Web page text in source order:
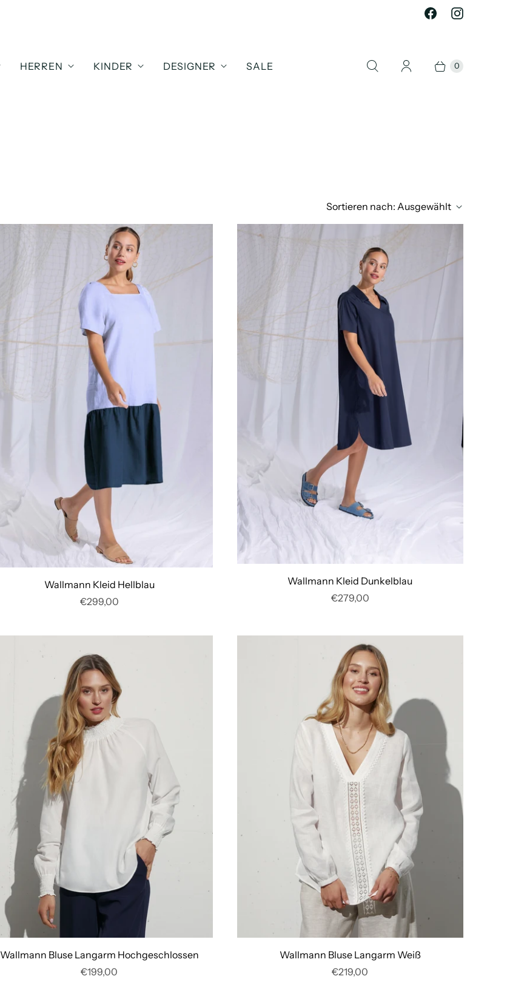
HERREN KINDER DESIGNER SALE 0
Sortieren nach: Ausgewählt
Wallmann Kleid Hellblau
€299,00
Wallmann Kleid Dunkelblau
€279,00
Wallmann Bluse Langarm Hochgeschlossen
€199,00
Wallmann Bluse Langarm Weiß
€219,00